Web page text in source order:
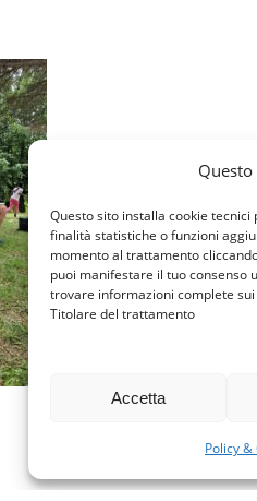
Questo sito installa cookie
finalità statistiche o funzioni
momento al trattamento
puoi manifestare il tuo consenso
trovare informazioni complete
Titolare del trattamento
Accetta
Policy &